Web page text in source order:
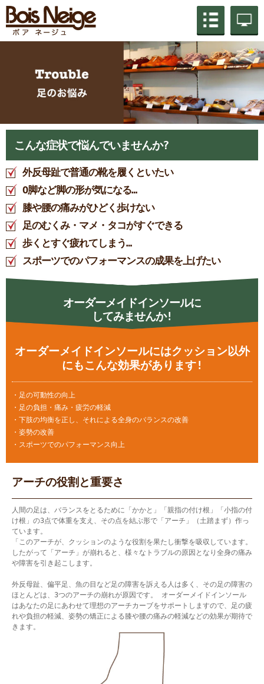
こんな症状で悩んでいませんか?
外反母趾で普通の靴を履くといたい
O脚など脚の形が気になる…
膝や腰の痛みがひどく歩けない
足のむくみ・マメ・タコがすぐできる
歩くとすぐ疲れてしまう…
スポーツでのパフォーマンスの成果を上げたい
オーダーメイドインソールに
してみませんか!
オーダーメイドインソールにはクッション以外
にもこんな効果があります!
・足の可動性の向上
・足の負担・痛み・疲労の軽減
・下肢の均衡を正し、それによる全身のバランスの改善
・姿勢の改善
・スポーツでのパフォーマンス向上
アーチの役割と重要さ
人間の足は、バランスをとるために「かかと」「親指の付け根」「小指の付
け根」の3点で体重を支え、その点を結ぶ形で「アーチ」（土踏まず）作っ
ています。
「このアーチが、クッションのような役割を果たし衝撃を吸収しています。
したがって「アーチ」が崩れると、様々なトラブルの原因となり全身の痛み
や障害を引き起こします。
外反母趾、偏平足、魚の目など足の障害を訴える人は多く、その足の障害の
ほとんどは、3つのアーチの崩れが原因です。 オーダーメイドインソール
はあなたの足にあわせて理想のアーチカーブをサポートしますので、足の疲
れや負担の軽減、姿勢の矯正による膝や腰の痛みの軽減などの効果が期待で
きます。